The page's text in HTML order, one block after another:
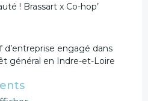
! Brassart x Co-hop’
engagé dans
général en Indre-et-Loire